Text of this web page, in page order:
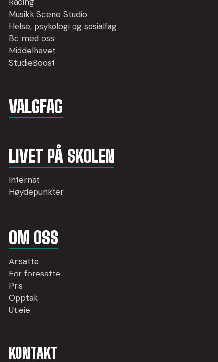
Musikk Scene Studio
Helse, psykologi og sosialfag
Bo med oss
Middelhavet
StudieBoost
VALGFAG
LIVET PÅ SKOLEN
Internat
Høydepunkter
OM OSS
Ansatte
For foresatte
Pris
Opptak
Utleie
KONTAKT